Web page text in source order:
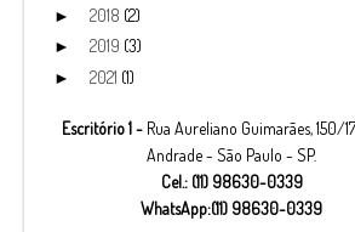
► 2018 (2)
► 2019 (3)
► 2021 (1)
Escritório 1 -Rua Aureliano Guimarães, 150/
Andrade - São Paulo - SP.
Cel.: (11) 98630-0339
WhatsApp:(11) 98630-0339